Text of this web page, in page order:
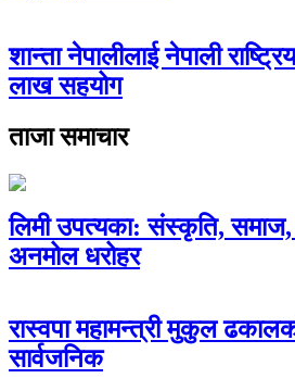
शान्ता नेपालीलाई नेपाली
लाख सहयोग
ताजा समाचार
लिमी उपत्यका: संस्कृति,
अनमोल धरोहर
रास्वपा महामन्त्री मुकुल
सार्वजनिक